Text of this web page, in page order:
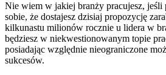
Nie wiem w jakiej branży pracujesz, jeśli
sobie, że dostajesz dzisiaj propozycję
kilkunastu milionów rocznie u lidera w
będziesz w niekwestionowanym topie
posiadając względnie nieograniczone
sukcesów.